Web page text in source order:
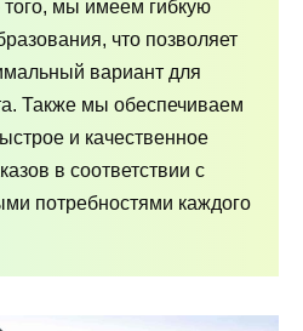
того, мы имеем гибкую
что позволяет
вариант для
Также мы обеспечиваем
и качественное
в соответствии с
потребностями каждого